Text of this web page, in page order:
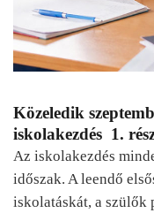
Közeledik
iskolakezdés 1.
Az iskolakezdés
időszak. A leendő
iskolatáskát, a szülők